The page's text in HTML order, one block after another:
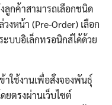
ลูกค้าสามารถเลือกชนิด
งหน้า (Pre-Order) เลือก
บบอิเล็กทรอนิกส์ได้ด้วย
าใช้งานเพื่อสั่งจองพันธุ์
ยตรงผ่านเว็บไซต์